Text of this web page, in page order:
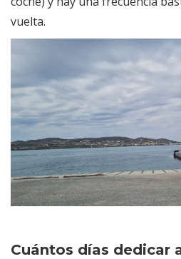
vuelta.
Cuántos días dedicar